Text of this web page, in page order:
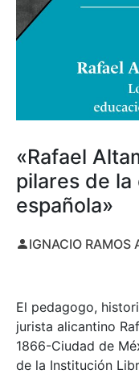
«Rafael
pilares de
española»
IGNACIO RAMOS
El pedagogo,
jurista alicantino
1866-Ciudad de
de la Institución